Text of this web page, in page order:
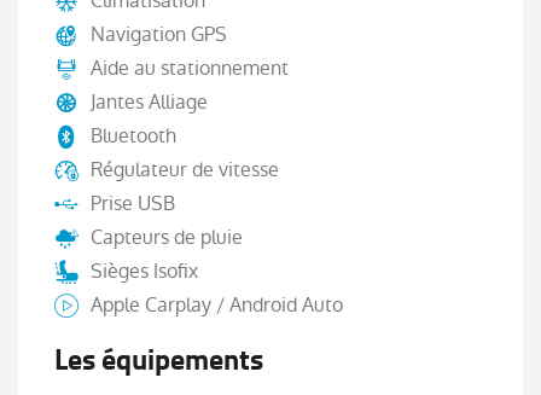
Navigation GPS
Aide au stationnement
Jantes Alliage
Bluetooth
Régulateur de vitesse
Prise USB
Capteurs de pluie
Sièges Isofix
Apple Carplay / Android Auto
Les équipements